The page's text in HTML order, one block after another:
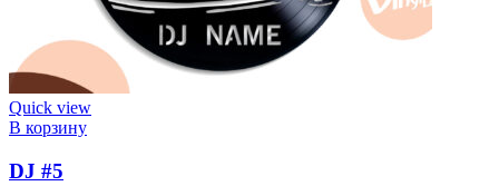
Quick view
В корзину
DJ #5